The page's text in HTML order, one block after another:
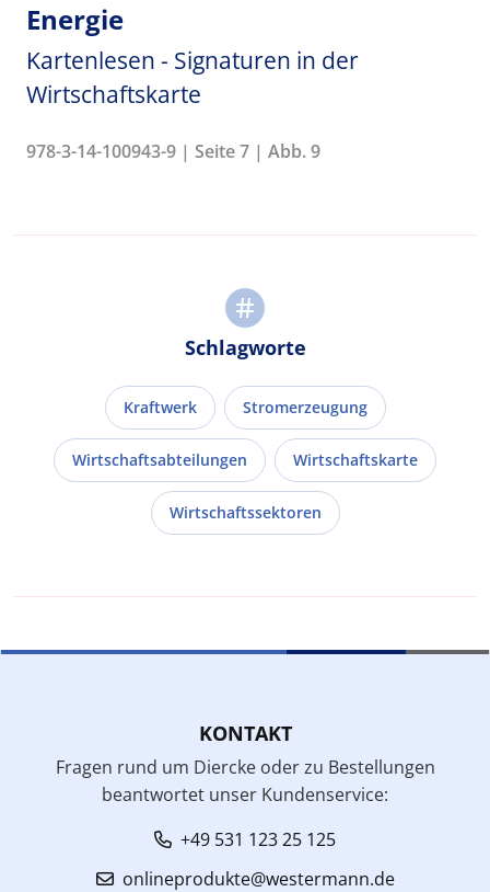
Energie
Kartenlesen - Signaturen in der
Wirtschaftskarte
978-3-14-100943-9 | Seite 7 | Abb. 9
Schlagworte
Kraftwerk Stromerzeugung
Wirtschaftsabteilungen Wirtschaftskarte
Wirtschaftssektoren
KONTAKT
Fragen rund um Diercke oder zu Bestellungen
beantwortet unser Kundenservice:
+49 531 123 25 125
onlineprodukte@westermann.de